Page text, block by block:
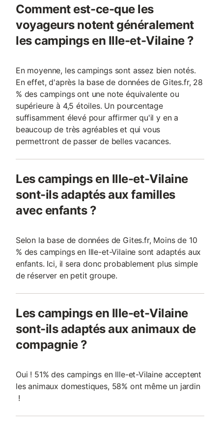
Comment est-ce-que les
voyageurs notent généralement
les campings en Ille-et-Vilaine ?
En moyenne, les campings sont assez bien notés.
En effet, d'après la base de données de Gites.fr, 28
% des campings ont une note équivalente ou
supérieure à 4,5 étoiles. Un pourcentage
suffisamment élevé pour affirmer qu'il y en a
beaucoup de très agréables et qui vous
permettront de passer de belles vacances.
Les campings en Ille-et-Vilaine
sont-ils adaptés aux familles
avec enfants ?
Selon la base de données de Gites.fr, Moins de 10
% des campings en Ille-et-Vilaine sont adaptés aux
enfants. Ici, il sera donc probablement plus simple
de réserver en petit groupe.
Les campings en Ille-et-Vilaine
sont-ils adaptés aux animaux de
compagnie ?
Oui ! 51% des campings en Ille-et-Vilaine acceptent
les animaux domestiques, 58% ont même un jardin
!